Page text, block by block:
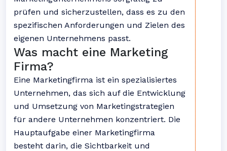
prüfen und sicherzustellen, dass es zu den
spezifischen Anforderungen und Zielen des
eigenen Unternehmens passt.
Was macht eine Marketing
Firma?
Eine Marketingfirma ist ein spezialisiertes
Unternehmen, das sich auf die Entwicklung
und Umsetzung von Marketingstrategien
für andere Unternehmen konzentriert. Die
Hauptaufgabe einer Marketingfirma
besteht darin, die Sichtbarkeit und